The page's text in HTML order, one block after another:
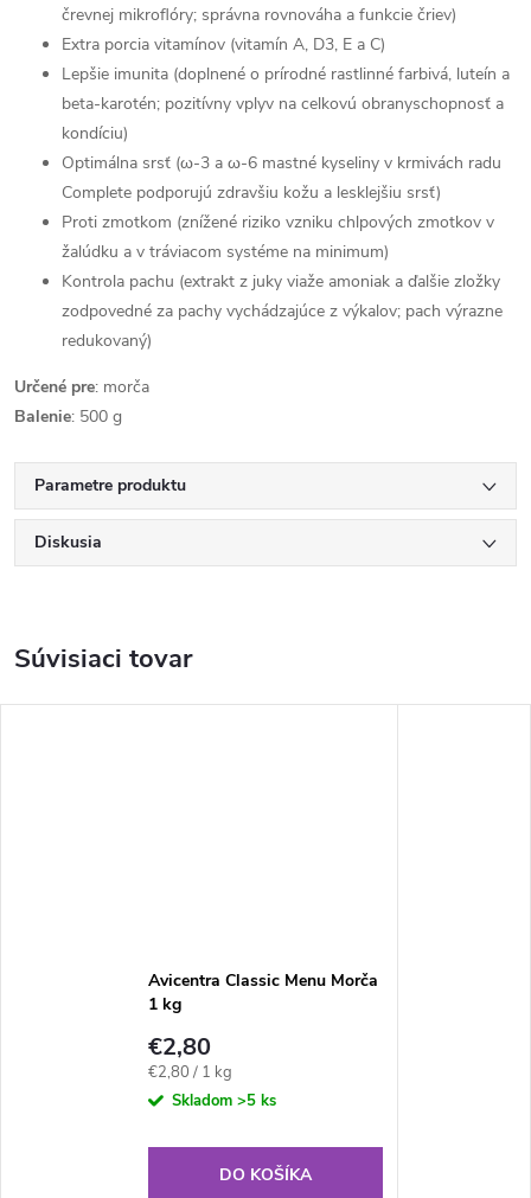
črevnej mikroflóry; správna rovnováha a funkcie čriev)
Extra porcia vitamínov (vitamín A, D3, E a C)
Lepšie imunita (doplnené o prírodné rastlinné farbivá, luteín a
beta-karotén; pozitívny vplyv na celkovú obranyschopnosť a
kondíciu)
Optimálna srsť (ω-3 a ω-6 mastné kyseliny v krmivách radu
Complete podporujú zdravšiu kožu a lesklejšiu srsť)
Proti zmotkom (znížené riziko vzniku chlpových zmotkov v
žalúdku a v tráviacom systéme na minimum)
Kontrola pachu (extrakt z juky viaže amoniak a ďalšie zložky
zodpovedné za pachy vychádzajúce z výkalov; pach výrazne
redukovaný)
Určené pre: morča
Balenie: 500 g
Parametre produktu
Diskusia
Súvisiaci tovar
Avicentra Classic Menu Morča
1 kg
€2,80
Jednotková
cena:
€2,80 / 1 kg
Skladom >5 ks
DO KOŠÍKA